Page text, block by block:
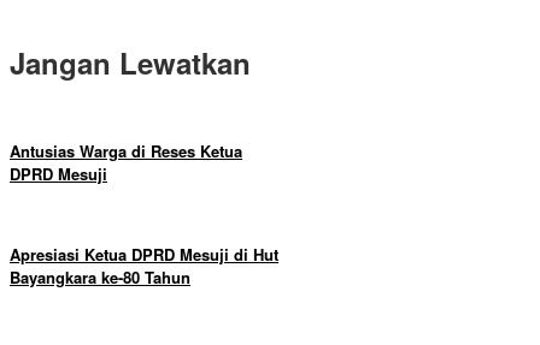
Jangan Lewatkan
Antusias Warga di Reses Ketua
DPRD Mesuji
Apresiasi Ketua DPRD Mesuji di Hut
Bayangkara ke-80 Tahun